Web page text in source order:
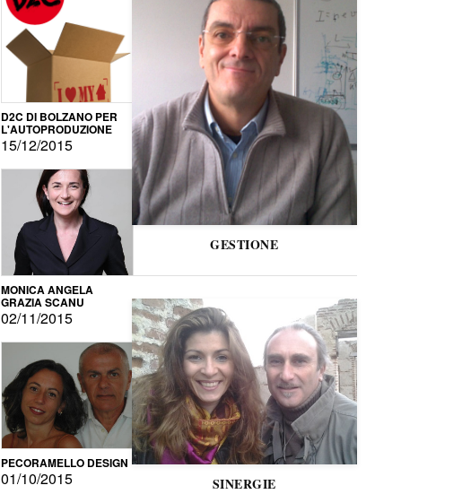
D2C DI BOLZANO PER
L'AUTOPRODUZIONE
15/12/2015
MONICA ANGELA
GRAZIA SCANU
02/11/2015
PECORAMELLO DESIGN
01/10/2015
GESTIONE
SINERGIE